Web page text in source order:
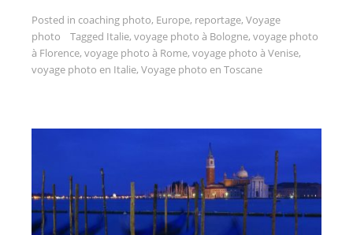
Posted in coaching photo, Europe, reportage, Voyage
photo
Tagged Italie, voyage photo à Bologne, voyage photo
à Florence, voyage photo à Rome, voyage photo à Venise,
voyage photo en Italie, Voyage photo en Toscane